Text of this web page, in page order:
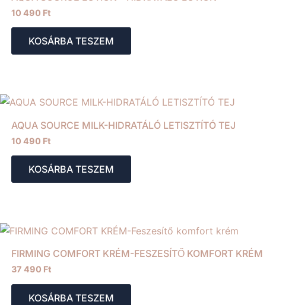
10 490 Ft
KOSÁRBA TESZEM
AQUA SOURCE MILK-HIDRATÁLÓ LETISZTÍTÓ TEJ
10 490 Ft
KOSÁRBA TESZEM
FIRMING COMFORT KRÉM-FESZESÍTŐ KOMFORT KRÉM
37 490 Ft
KOSÁRBA TESZEM